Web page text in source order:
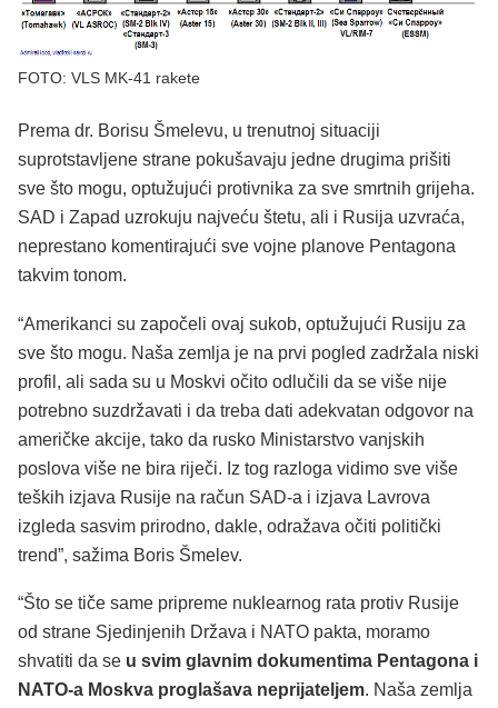
FOTO: VLS MK-41 rakete
Prema dr. Borisu Šmelevu, u trenutnoj situaciji
suprotstavljene strane pokušavaju jedne drugima prišiti
sve što mogu, optužujući protivnika za sve smrtnih grijeha.
SAD i Zapad uzrokuju najveću štetu, ali i Rusija uzvraća,
neprestano komentirajući sve vojne planove Pentagona
takvim tonom.
“Amerikanci su započeli ovaj sukob, optužujući Rusiju za
sve što mogu. Naša zemlja je na prvi pogled zadržala niski
profil, ali sada su u Moskvi očito odlučili da se više nije
potrebno suzdržavati i da treba dati adekvatan odgovor na
američke akcije, tako da rusko Ministarstvo vanjskih
poslova više ne bira riječi. Iz tog razloga vidimo sve više
teških izjava Rusije na račun SAD-a i izjava Lavrova
izgleda sasvim prirodno, dakle, odražava očiti politički
trend”, sažima Boris Šmelev.
“Što se tiče same pripreme nuklearnog rata protiv Rusije
od strane Sjedinjenih Država i NATO pakta, moramo
shvatiti da se u svim glavnim dokumentima Pentagona i
NATO-a Moskva proglašava neprijateljem. Naša zemlja